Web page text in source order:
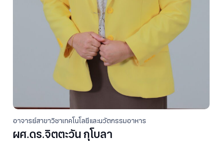
อาจารย์สาขาวิชาเทคโนโลยีและนวัตกรรมอาหาร
ผศ.ดร.จิตตะวัน กุโบลา